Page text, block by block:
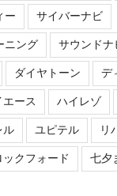
ー サイバーナビ
ニング サウンドナ
ダイヤトーン デ
エース ハイレゾ
ル ユピテル リ
ックフォード 七夕